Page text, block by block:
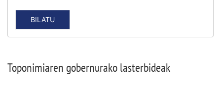
Toponimiaren gobernurako lasterbideak